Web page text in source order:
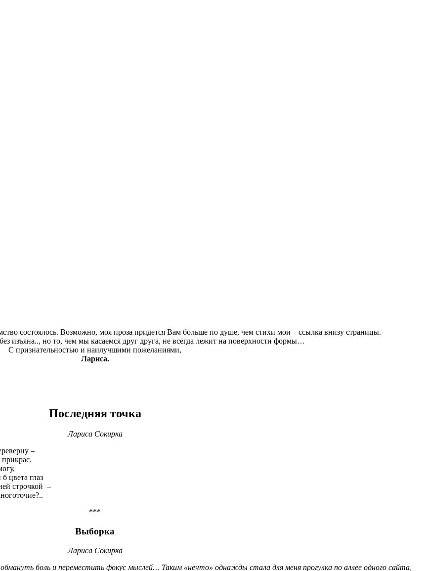
состоялось. Возможно, моя проза придется Вам больше по душе, чем стихи мои – ссылка внизу страницы.
изъяна.., но то, чем мы касаемся друг друга, не всегда лежит на поверхности формы…
С признательностью и наилучшими пожеланиями,
Лариса.
Последняя точка
Лариса Сокирка
–
прикрас.
цвета глаз
строчкой –
***
Выборка
Лариса Сокирка
боль и переместить фокус мыслей… Таким «нечто» однажды стала для меня прогулка по аллее одного сайта,